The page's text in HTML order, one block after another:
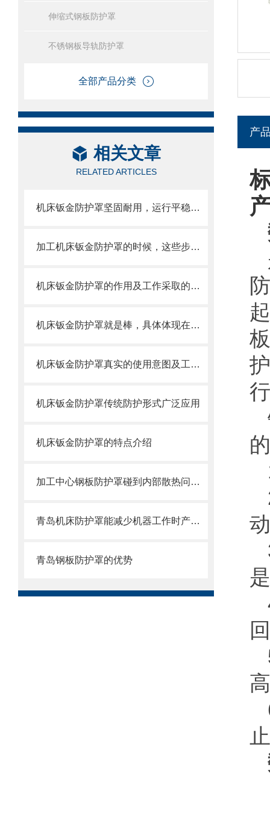
伸缩式钢板防护罩
不锈钢板导轨防护罩
全部产品分类
相关文章
RELATED ARTICLES
机床钣金防护罩坚固耐用，运行平稳，噪音小
加工机床钣金防护罩的时候，这些步骤是很重要的
机床钣金防护罩的作用及工作采取的方法
机床钣金防护罩就是棒，具体体现在哪些方面呢
机床钣金防护罩真实的使用意图及工艺过程是怎么样的
机床钣金防护罩传统防护形式广泛应用
机床钣金防护罩的特点介绍
加工中心钢板防护罩碰到内部散热问题改怎么办？这篇文章告诉你
青岛机床防护罩能减少机器工作时产生的噪音对周围环境的影响
青岛钢板防护罩的优势
产